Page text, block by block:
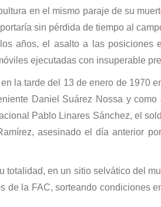
en el mismo paraje de su
sin pérdida de tiempo al
años, el asalto a las posiciones
ejecutadas con insuperable
la tarde del 13 de enero de 1970
Daniel Suárez Nossa y
Pablo Linares Sánchez, el
asesinado el día anterior
en un sitio selvático del
la FAC, sorteando condiciones